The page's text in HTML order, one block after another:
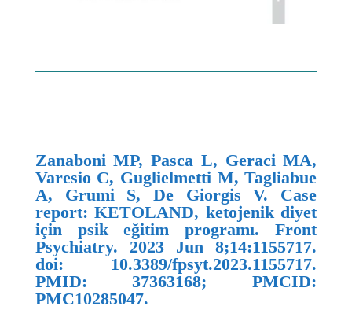
Zanaboni MP, Pasca L, Geraci MA,
Varesio C, Guglielmetti M, Tagliabue
A, Grumi S, De Giorgis V. Case
report: KETOLAND, ketojenik diyet
için psik eğitim programı. Front
Psychiatry. 2023 Jun 8;14:1155717.
doi: 10.3389/fpsyt.2023.1155717.
PMID: 37363168; PMCID:
PMC10285047.